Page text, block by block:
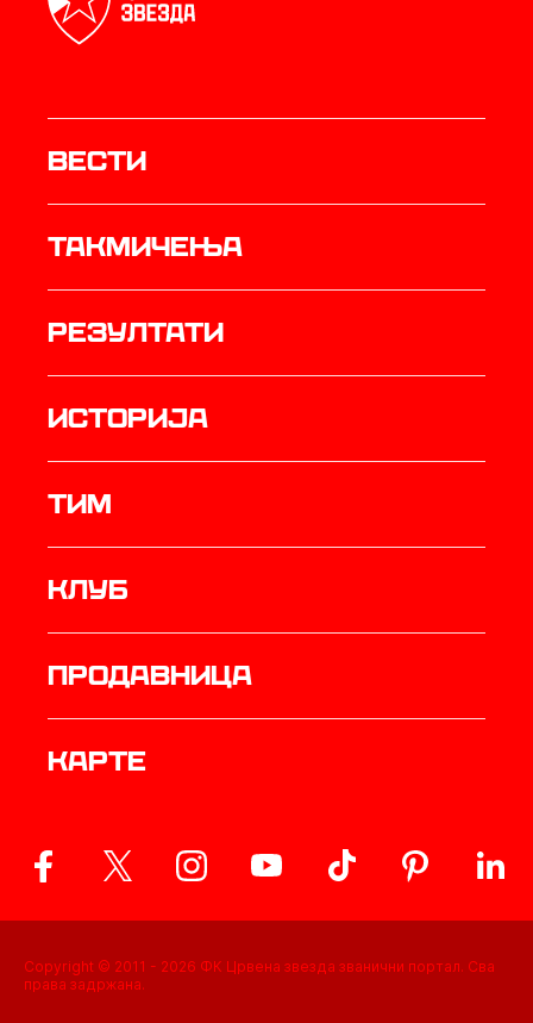
Вести
Такмичења
резултати
историја
ТИМ
Клуб
продавница
Карте
Copyright © 2011 - 2026 ФК Црвена звезда званични портал. Сва
права задржана.